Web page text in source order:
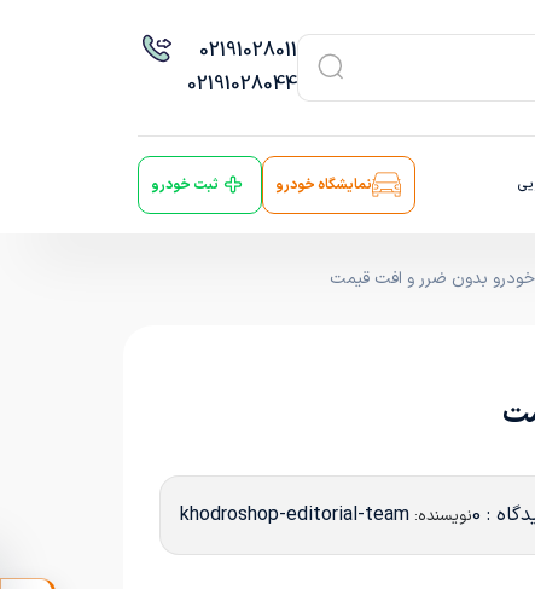
02191028011
02191028044
نمایشگاه خودرو ثبت خودرو
خودرو بدون ضرر و افت قیمت
: 0 نویسنده: khodroshop-editorial-team